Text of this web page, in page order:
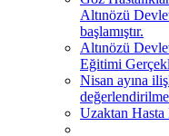
Altınözü
başlamıştır.
Altınözü
Eğitimi
Nisan ayına
Uzaktan Hasta